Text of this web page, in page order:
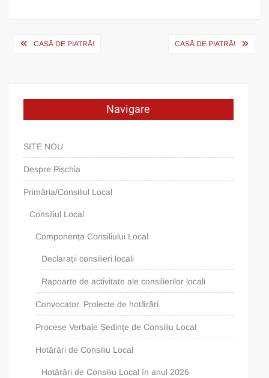
PostCASĂ DE PIATRĂ! CASĂ DE PIATRĂ!
Navigare
SITE NOU
Despre Pișchia
Primăria/Consiliul Local
Consiliul Local
Componența Consiliului Local
Declarații consilieri locali
Rapoarte de activitate ale consilierilor locali
Convocator. Proiecte de hotărâri.
Procese Verbale Ședințe de Consiliu Local
Hotărâri de Consiliu Local
Hotărâri de Consiliu Local în anul 2026